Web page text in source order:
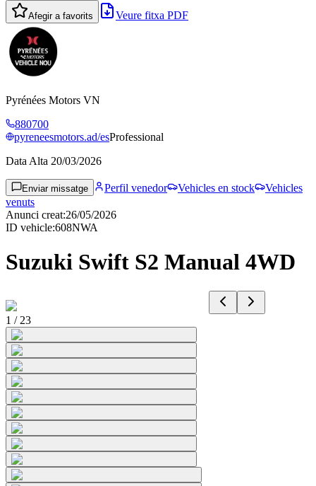
Afegir a favorits Veure fitxa PDF
Pyrénées Motors VN
880700
pyreneesmotors.ad/esProfessional
Data Alta 20/03/2026
Enviar missatge Perfil venedor Vehicles en stock
Vehicles
venuts
Anunci creat:26/05/2026
ID vehicle:608NWA
Suzuki Swift S2 Manual 4WD
1 / 23